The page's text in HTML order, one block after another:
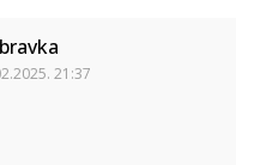
21:37